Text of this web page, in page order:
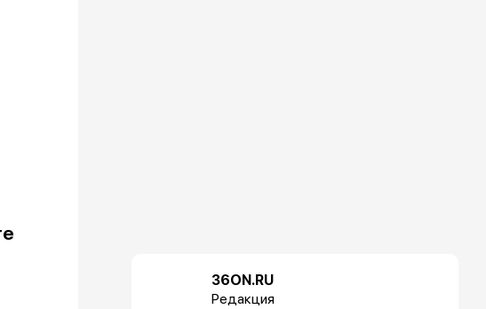
36ON.RU
Редакция